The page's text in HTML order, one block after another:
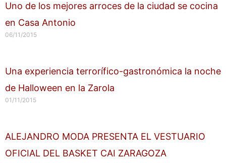
Uno de los mejores arroces de la ciudad se cocina
en Casa Antonio
06/11/2015
Una experiencia terrorífico-gastronómica la noche
de Halloween en la Zarola
01/11/2015
ALEJANDRO MODA PRESENTA EL VESTUARIO
OFICIAL DEL BASKET CAI ZARAGOZA